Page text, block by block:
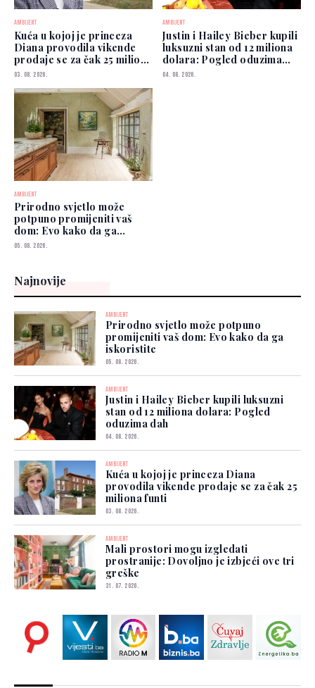
AMBIJENT
Kuća u kojoj je princeza
Diana provodila vikende
prodaje se za čak 25 miliona
funti
03. 08. 2026.
AMBIJENT
Justin i Hailey Bieber kupili
luksuzni stan od 12 miliona
dolara: Pogled oduzima
dah
04. 08. 2026.
AMBIJENT
Prirodno svjetlo može
potpuno promijeniti vaš
dom: Evo kako da ga
iskoristite
05. 08. 2026.
Najnovije
AMBIJENT
Prirodno svjetlo može potpuno
promijeniti vaš dom: Evo kako da ga
iskoristite
05. 08. 2026.
AMBIJENT
Justin i Hailey Bieber kupili luksuzni
stan od 12 miliona dolara: Pogled
oduzima dah
04. 08. 2026.
AMBIJENT
Kuća u kojoj je princeza Diana
provodila vikende prodaje se za čak 25
miliona funti
03. 08. 2026.
AMBIJENT
Mali prostori mogu izgledati
prostranije: Dovoljno je izbjeći ove tri
greške
31. 07. 2026.